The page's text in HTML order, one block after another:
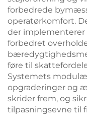
forbedrede
operatørkomfort.
der implementerer
forbedret
føre til
Systemets
opgraderinger og
skrider frem, og
tilpasningsevne til